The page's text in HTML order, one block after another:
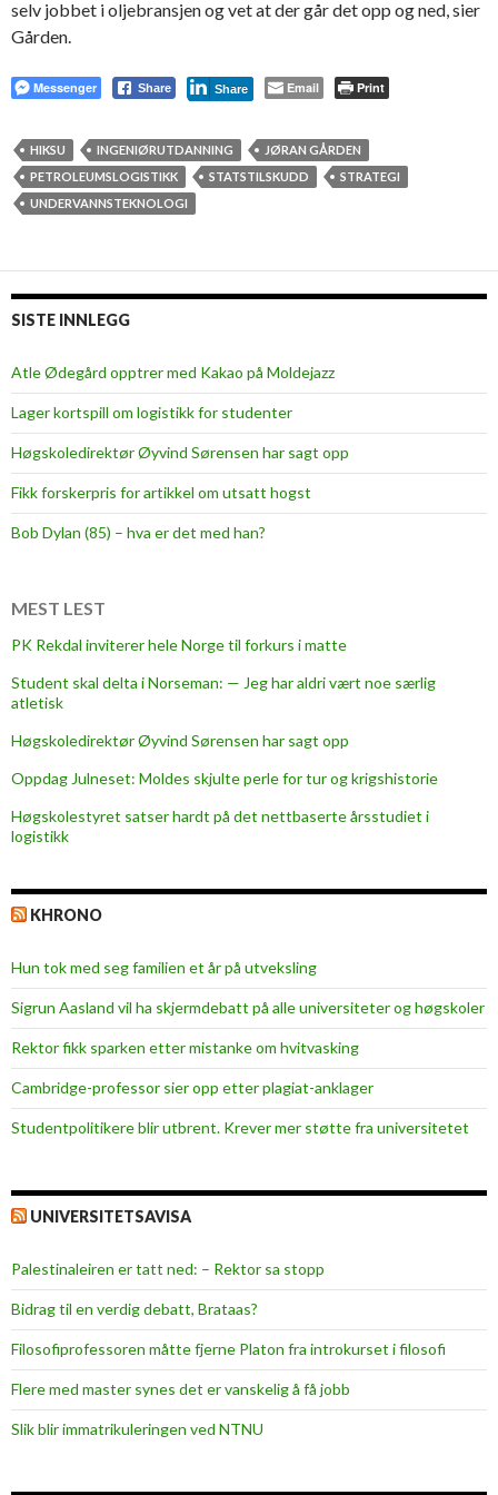
selv jobbet i oljebransjen og vet at der går det opp og ned, sier
Gården.
Messenger Share Share Email Print
HIKSU INGENIØRUTDANNING
JØRAN GÅRDEN
PETROLEUMSLOGISTIKK
STATSTILSKUDD
STRATEGI
UNDERVANNSTEKNOLOGI
SISTE INNLEGG
Atle Ødegård opptrer med Kakao på Moldejazz
Lager kortspill om logistikk for studenter
Høgskoledirektør Øyvind Sørensen har sagt opp
Fikk forskerpris for artikkel om utsatt hogst
Bob Dylan (85) – hva er det med han?
MEST LEST
PK Rekdal inviterer hele Norge til forkurs i matte
Student skal delta i Norseman: — Jeg har aldri vært noe særlig
atletisk
Høgskoledirektør Øyvind Sørensen har sagt opp
Oppdag Julneset: Moldes skjulte perle for tur og krigshistorie
Høgskolestyret satser hardt på det nettbaserte årsstudiet i
logistikk
KHRONO
Hun tok med seg familien et år på utveksling
Sigrun Aasland vil ha skjerm­debatt på alle universiteter og høgskoler
Rektor fikk sparken etter mistanke om hvitvasking
Cambridge-professor sier opp etter plagiat-anklager
Studentpolitikere blir utbrent. Krever mer støtte fra universitetet
UNIVERSITETSAVISA
Palestinaleiren er tatt ned: – Rektor sa stopp
Bidrag til en verdig debatt, Brataas?
Filosofiprofessoren måtte fjerne Platon fra introkurset i filosofi
Flere med master synes det er vanskelig å få jobb
Slik blir immatrikuleringen ved NTNU